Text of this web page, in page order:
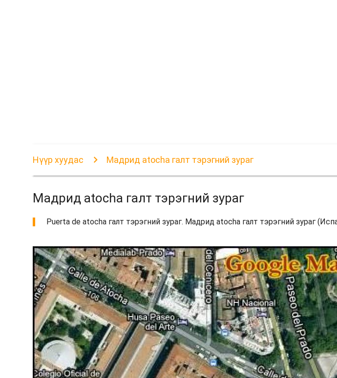
Нүүр хуудас Мадрид atocha галт тэрэгний зураг
Мадрид atocha галт тэрэгний зураг
Puerta de atocha галт тэрэгний зураг. Мадрид atocha галт тэрэгний зураг